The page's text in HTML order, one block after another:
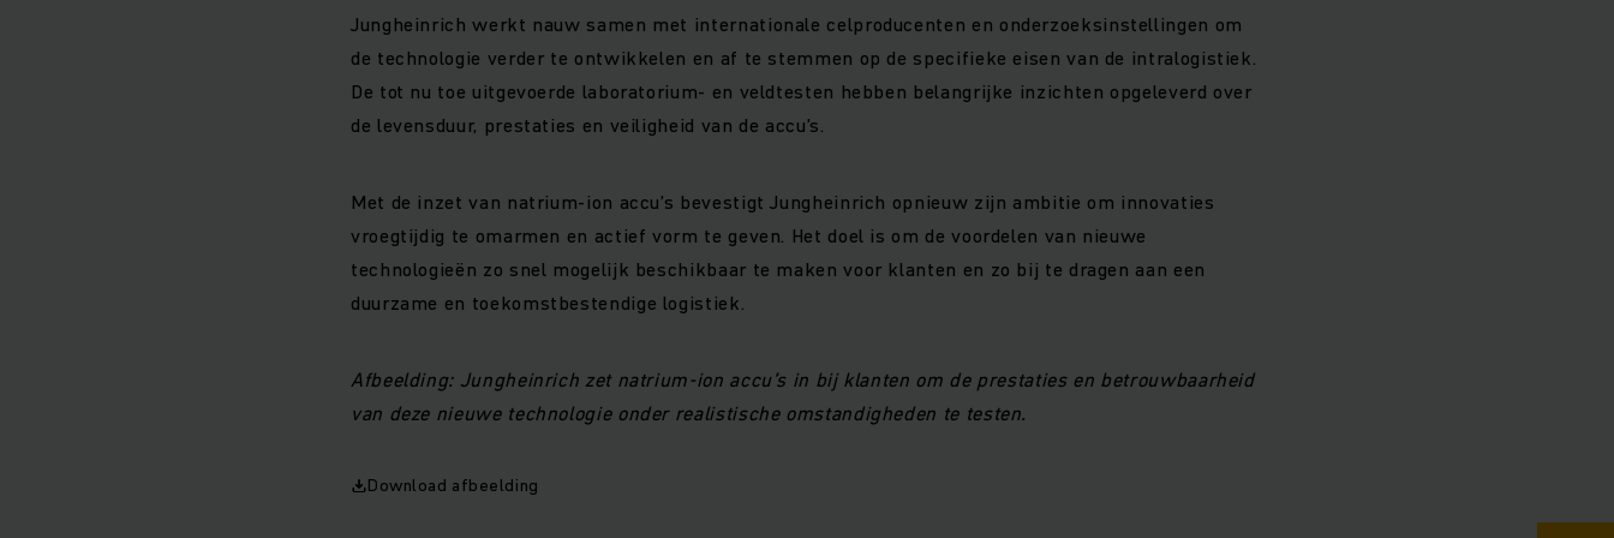
Jungheinrich werkt nauw samen met internationale celproducenten en onderzoeksinstellingen om
de technologie verder te ontwikkelen en af te stemmen op de specifieke eisen van de intralogistiek.
De tot nu toe uitgevoerde laboratorium- en veldtesten hebben belangrijke inzichten opgeleverd over
de levensduur, prestaties en veiligheid van de accu’s.
Met de inzet van natrium-ion accu’s bevestigt Jungheinrich opnieuw zijn ambitie om innovaties
vroegtijdig te omarmen en actief vorm te geven. Het doel is om de voordelen van nieuwe
technologieën zo snel mogelijk beschikbaar te maken voor klanten en zo bij te dragen aan een
duurzame en toekomstbestendige logistiek.
Afbeelding: Jungheinrich zet natrium-ion accu’s in bij klanten om de prestaties en betrouwbaarheid
van deze nieuwe technologie onder realistische omstandigheden te testen.
Download afbeelding